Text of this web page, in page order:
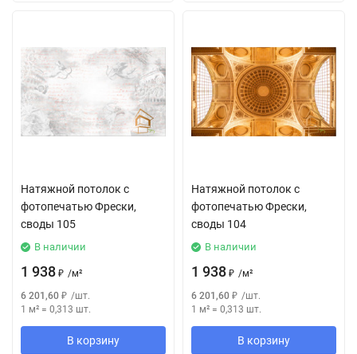
Натяжной потолок с
фотопечатью Фрески,
своды 105
В наличии
1 938 ₽ /м²
6 201,60 ₽ /шт.
1 м² = 0,313 шт.
В корзину
Натяжной потолок с
фотопечатью Фрески,
своды 104
В наличии
1 938 ₽ /м²
6 201,60 ₽ /шт.
1 м² = 0,313 шт.
В корзину